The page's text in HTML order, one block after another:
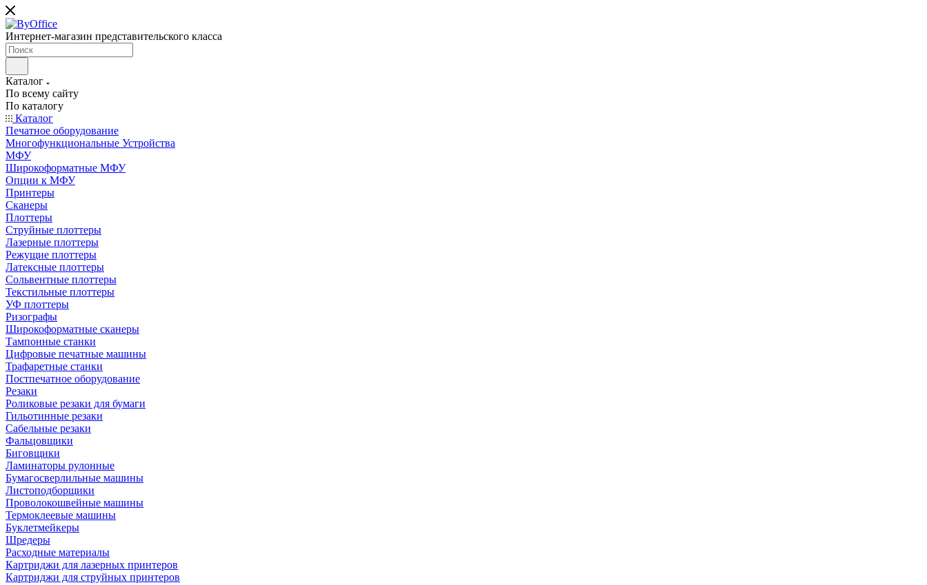
Интернет-магазин представительского класса
Каталог
По всему сайту
По каталогу
Каталог
Печатное оборудование
Многофункциональные Устройства
МФУ
Широкоформатные МФУ
Опции к МФУ
Принтеры
Сканеры
Плоттеры
Струйные плоттеры
Лазерные плоттеры
Режущие плоттеры
Латексные плоттеры
Сольвентные плоттеры
Текстильные плоттеры
УФ плоттеры
Ризографы
Широкоформатные сканеры
Тампонные станки
Цифровые печатные машины
Трафаретные станки
Постпечатное оборудование
Резаки
Роликовые резаки для бумаги
Гильотинные резаки
Сабельные резаки
Фальцовщики
Биговщики
Ламинаторы рулонные
Бумагосверлильные машины
Листоподборщики
Проволокошвейные машины
Термоклеевые машины
Буклетмейкеры
Шредеры
Расходные материалы
Картриджи для лазерных принтеров
Картриджи для струйных принтеров